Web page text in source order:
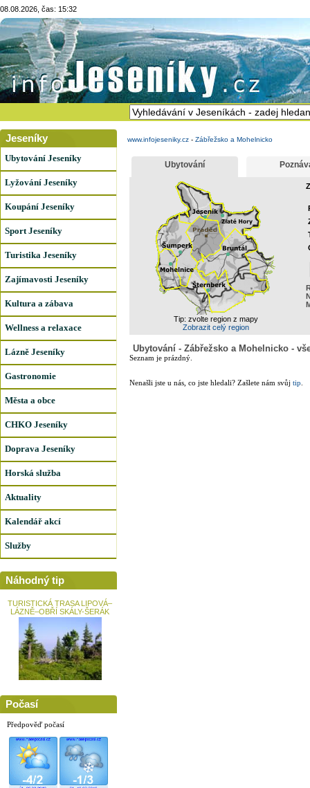
08.08.2026, čas: 15:32
Jeseníky
Ubytování Jeseníky
Lyžování Jeseníky
Koupání Jeseníky
Sport Jeseníky
Turistika Jeseníky
Zajímavosti Jeseníky
Kultura a zábava
Wellness a relaxace
Lázně Jeseníky
Gastronomie
Města a obce
CHKO Jeseníky
Doprava Jeseníky
Horská služba
Aktuality
Kalendář akcí
Služby
Náhodný tip
TURISTICKÁ TRASA LIPOVÁ–
LÁZNĚ–OBŘÍ SKÁLY-ŠERÁK
Počasí
Předpověď počasí
www.infojeseniky.cz - Zábřežsko a Mohelnicko
Ubytování
Tip: zvolte region z mapy
Zobrazit celý region
Ubytování - Zábřežsko a Mohelnicko -
Seznam je prázdný.
Nenašli jste u nás, co jste hledali? Zašlete nám svůj tip